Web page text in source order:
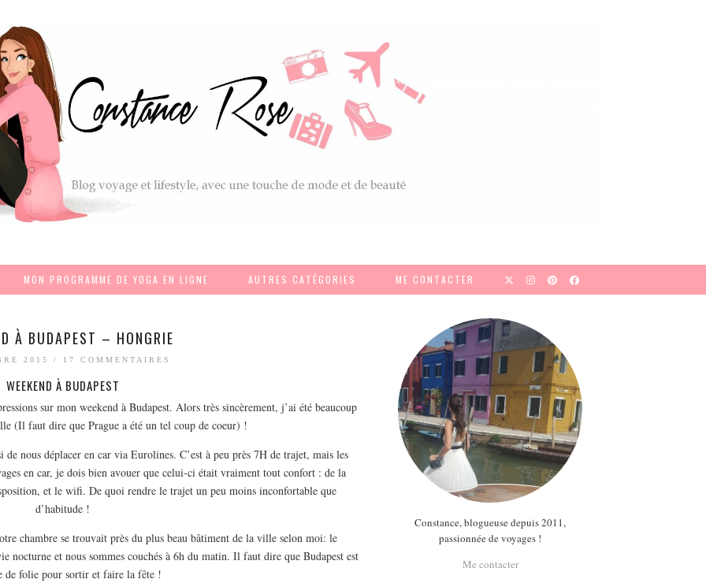
MON PROGRAMME DE YOGA EN LIGNE AUTRES CATÉGORIES ME CONTACTER
À BUDAPEST – HONGRIE
2015 / 17 COMMENTAIRES
WEEKEND À BUDAPEST
sur mon weekend à Budapest. Alors très sincèrement, j’ai été beaucoup
(Il faut dire que Prague a été un tel coup de coeur) !
nous déplacer en car via Eurolines. C’est à peu près 7H de trajet, mais les
en car, je dois bien avouer que celui-ci était vraiment tout confort : de la
et le wifi. De quoi rendre le trajet un peu moins inconfortable que
d’habitude !
chambre se trouvait près du plus beau bâtiment de la ville selon moi: le
nocturne et nous sommes couchés à 6h du matin. Il faut dire que Budapest est
de folie pour sortir et faire la fête !
Constance, blogueuse depuis 2011,
passionnée de voyages !
Me contacter